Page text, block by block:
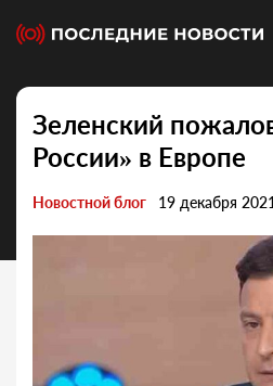
Зеленский
России» в Европе
Новостной блог 19 декабря 2021